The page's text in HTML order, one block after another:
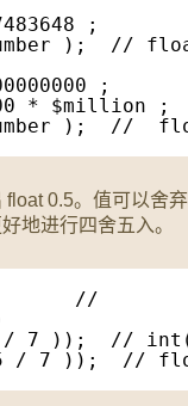
;
);  //
* $million ;
);  //
0.5。值可以舍
地进行四舍五入。
//
/ 7 ));  //
/ 7 ));  //